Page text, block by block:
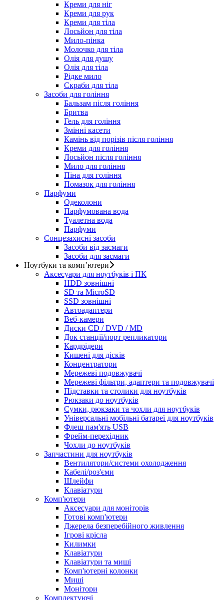
Креми для ніг
Креми для рук
Креми для тіла
Лосьйон для тіла
Мило-пінка
Молочко для тіла
Олія для душу
Олія для тіла
Рідке мило
Скраби для тіла
Засоби для гоління
Бальзам після гоління
Бритва
Гель для гоління
Змінні касети
Камінь від порізів після гоління
Креми для гоління
Лосьйон після гоління
Мило для гоління
Піна для гоління
Помазок для гоління
Парфуми
Одеколони
Парфумована вода
Туалетна вода
Парфуми
Сонцезахисні засоби
Засоби від засмаги
Засоби для засмаги
Ноутбуки та комп’ютери
Аксесуари для ноутбуків і ПК
HDD зовнішні
SD та MicroSD
SSD зовнішні
Автоадаптери
Веб-камери
Диски CD / DVD / MD
Док станції/порт репликатори
Кардрідери
Кишені для дісків
Концентратори
Мережеві подовжувачі
Мережеві фільтри, адаптери та подовжувачі
Підставки та столики для ноутбуків
Рюкзаки до ноутбуків
Сумки, рюкзаки та чохли для ноутбуків
Універсальні мобільні батареї для ноутбуків
Флеш пам'ять USB
Фрейм-перехідник
Чохли до ноутбуків
Запчастини для ноутбуків
Вентилятори/системи охолодження
Кабелі/роз'єми
Шлейфи
Клавіатури
Комп'ютери
Аксесуари для моніторів
Готові комп'ютери
Джерела безперебійного живлення
Ігрові крісла
Килимки
Клавіатури
Клавіатури та миші
Комп'ютерні колонки
Миші
Монітори
Комплектуючi